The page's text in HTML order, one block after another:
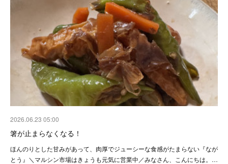
2026.06.23 05:00
箸が止まらなくなる！
ほんのりとした甘みがあって、肉厚でジューシーな食感がたまらない『なが
とう』＼マルシン市場はきょうも元気に営業中／みなさん、こんにちは。…